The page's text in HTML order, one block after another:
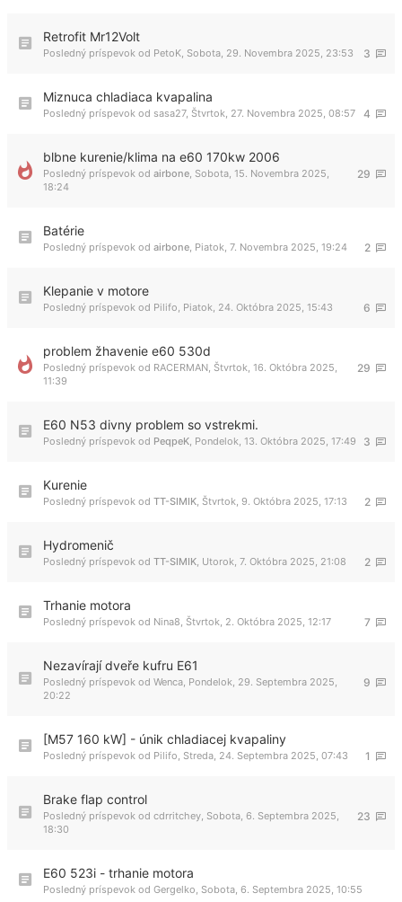
Retrofit Mr12Volt
3
Posledný príspevok od PetoK Sobota, 29. Novembra 2025, 23:53
Miznuca chladiaca kvapalina
4
Posledný príspevok od sasa27, Štvrtok, 27. Novembra 2025, 08:57
blbne kurenie/klima na e60 170kw 2006
29
Posledný príspevok od airbone Sobota, 15. Novembra 2025,
18:24
Batérie
2
Posledný príspevok od airbone Piatok, 7. Novembra 2025, 19:24
Klepanie v motore
6
Posledný príspevok od Pilifo Piatok, 24. Októbra 2025, 15:43
problem žhavenie e60 530d
29
Posledný príspevok od RACERMAN Štvrtok, 16. Októbra 2025,
11:39
E60 N53 divny problem so vstrekmi.
3
Posledný príspevok od PeqpeK Pondelok, 13. Októbra 2025, 17:49
Kurenie
2
Posledný príspevok od TT-SIMIK Štvrtok, 9. Októbra 2025, 17:13
Hydromenič
2
Posledný príspevok od TT-SIMIK Utorok, 7. Októbra 2025, 21:08
Trhanie motora
7
Posledný príspevok od Nina8 Štvrtok, 2. Októbra 2025, 12:17
Nezavírají dveře kufru E61
9
Posledný príspevok od Wenca Pondelok, 29. Septembra 2025,
20:22
[M57 160 kW] - únik chladiacej kvapaliny
1
Posledný príspevok od Pilifo Streda, 24. Septembra 2025, 07:43
Brake flap control
23
Posledný príspevok od cdrritchey Sobota, 6. Septembra 2025,
18:30
E60 523i - trhanie motora
Posledný príspevok od Gergelko Sobota, 6. Septembra 2025, 10:55